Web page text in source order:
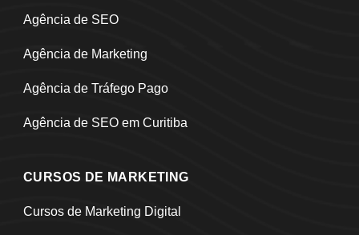
Agência de SEO
Agência de Marketing
Agência de Tráfego Pago
Agência de SEO em Curitiba
CURSOS DE MARKETING
Cursos de Marketing Digital